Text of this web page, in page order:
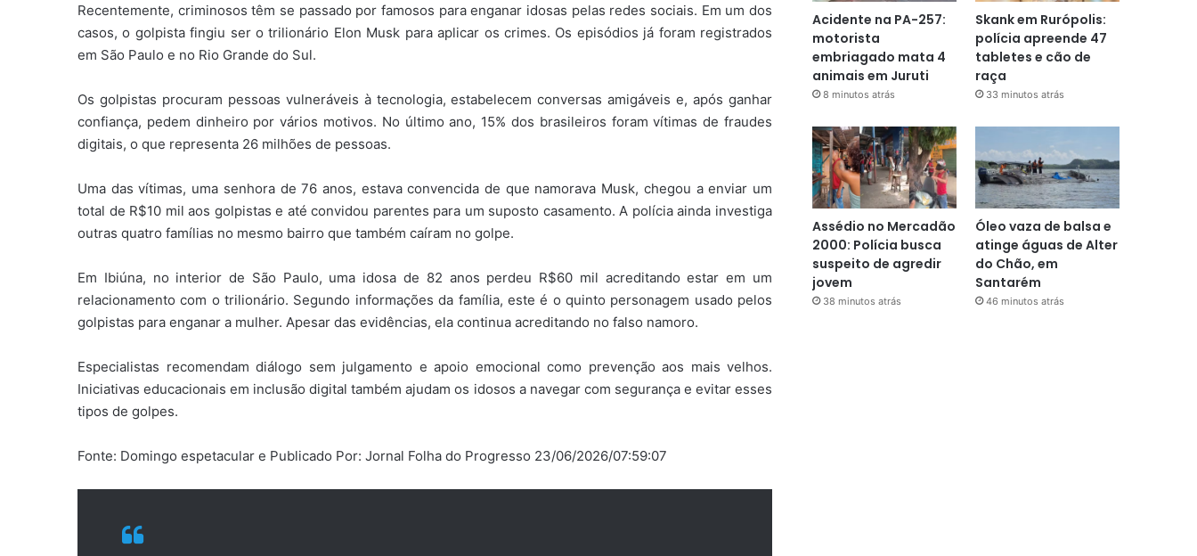
Recentemente, criminosos têm se passado por famosos para enganar idosas pelas redes sociais. Em um dos
casos, o golpista fingiu ser o trilionário Elon Musk para aplicar os crimes. Os episódios já foram registrados
em São Paulo e no Rio Grande do Sul.
Os golpistas procuram pessoas vulneráveis à tecnologia, estabelecem conversas amigáveis e, após ganhar
confiança, pedem dinheiro por vários motivos. No último ano, 15% dos brasileiros foram vítimas de fraudes
digitais, o que representa 26 milhões de pessoas.
Uma das vítimas, uma senhora de 76 anos, estava convencida de que namorava Musk, chegou a enviar um
total de R$10 mil aos golpistas e até convidou parentes para um suposto casamento. A polícia ainda investiga
outras quatro famílias no mesmo bairro que também caíram no golpe.
Em Ibiúna, no interior de São Paulo, uma idosa de 82 anos perdeu R$60 mil acreditando estar em um
relacionamento com o trilionário. Segundo informações da família, este é o quinto personagem usado pelos
golpistas para enganar a mulher. Apesar das evidências, ela continua acreditando no falso namoro.
Especialistas recomendam diálogo sem julgamento e apoio emocional como prevenção aos mais velhos.
Iniciativas educacionais em inclusão digital também ajudam os idosos a navegar com segurança e evitar esses
tipos de golpes.
Fonte: Domingo espetacular e Publicado Por: Jornal Folha do Progresso 23/06/2026/07:59:07
Acidente na PA-257:
motorista
embriagado mata 4
animais em Juruti
8 minutos atrás
Skank em Rurópolis:
polícia apreende 47
tabletes e cão de
raça
33 minutos atrás
Assédio no Mercadão
2000: Polícia busca
suspeito de agredir
jovem
38 minutos atrás
Óleo vaza de balsa e
atinge águas de Alter
do Chão, em
Santarém
46 minutos atrás